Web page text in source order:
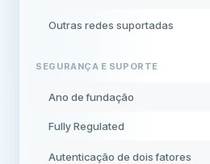
Outras redes suportadas
SEGURANÇA E SUPORTE
Ano de fundação
Fully Regulated
Autenticação de dois fatores